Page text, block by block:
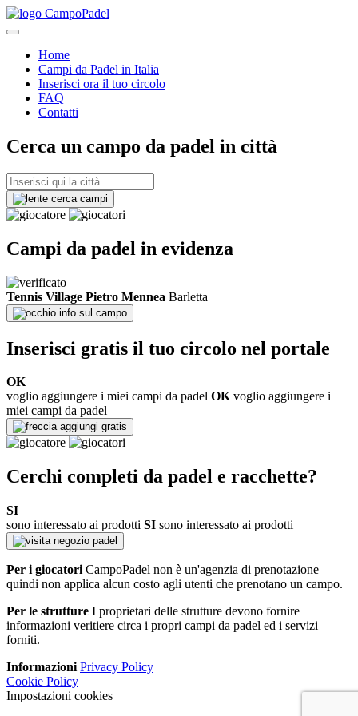
Home
Campi da Padel in Italia
Inserisci ora il tuo circolo
FAQ
Contatti
Cerca un campo da padel in città
cerca campi
Campi da padel in evidenza
Tennis Village Pietro Mennea Barletta
info sul campo
Inserisci gratis il tuo circolo nel portale
OK
voglio aggiungere i miei campi da padel OKvoglio aggiungere i
miei campi da padel
aggiungi gratis
Cerchi completi da padel e racchette?
SI
sono interessato ai prodotti SI sono interessato ai prodotti
negozio padel
Per i giocatori CampoPadel non è un'agenzia di prenotazione
quindi non applica alcun costo agli utenti che prenotano un campo.
Per le strutture I proprietari delle strutture devono fornire
informazioni veritiere circa i propri campi da padel ed i servizi
forniti.
Informazioni Privacy Policy
Cookie Policy
Impostazioni cookies